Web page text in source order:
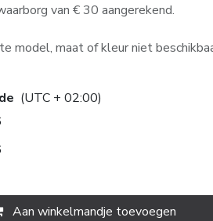
van € 30 aangerekend.
model, maat of kleur niet
(UTC + 02:00)
Aan winkelmandje toevoegen